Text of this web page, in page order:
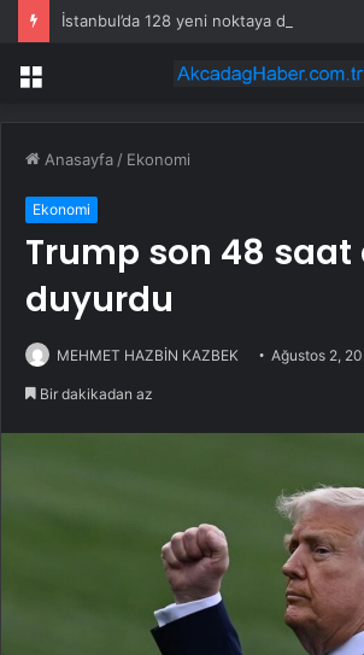
İstanbul’da 128 yeni noktaya daha EDS
Menü
Anasayfa / Ekonomi
Ekonomi
Trump son 48 saat
duyurdu
MEHMET HAZBİN KAZBEK Ağustos 2,
Bir dakikadan az